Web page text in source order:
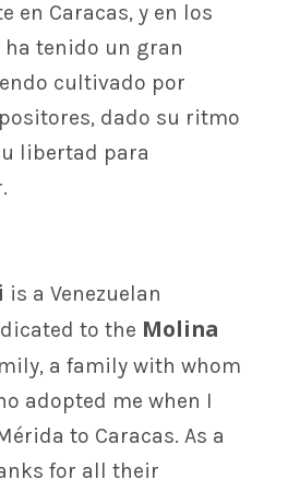
en Caracas, y en los
tenido un gran
cultivado por
dado su ritmo
libertad para
is a Venezuelan
to the Molina
a family with whom
adopted me when I
to Caracas. As a
for all their